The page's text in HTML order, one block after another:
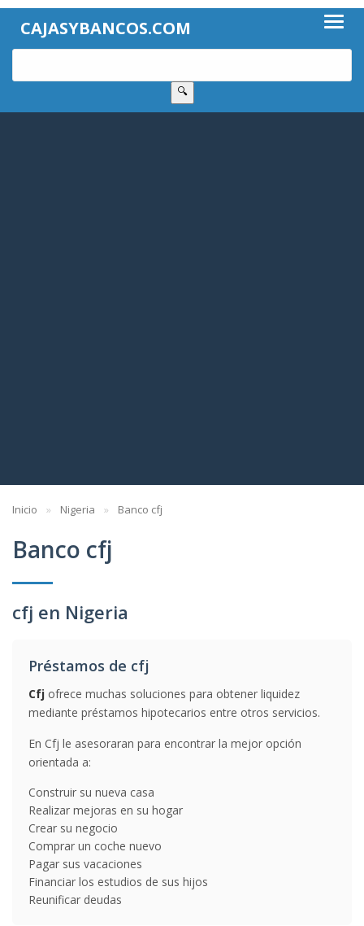
CAJASYBANCOS.COM
🔍
Inicio Nigeria Banco cfj
Banco cfj
cfj en Nigeria
Préstamos de cfj
Cfj ofrece muchas soluciones para obtener liquidez
mediante préstamos hipotecarios entre otros servicios.
En Cfj le asesoraran para encontrar la mejor opción
orientada a:
Construir su nueva casa
Realizar mejoras en su hogar
Crear su negocio
Comprar un coche nuevo
Pagar sus vacaciones
Financiar los estudios de sus hijos
Reunificar deudas